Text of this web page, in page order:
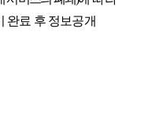
완료 후 정보공개